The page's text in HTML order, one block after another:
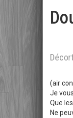
(air
Je
Que
Ne